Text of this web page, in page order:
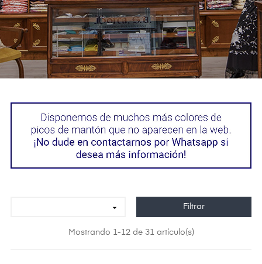
 Filtrar
Mostrando 1-12 de 31 artículo(s)